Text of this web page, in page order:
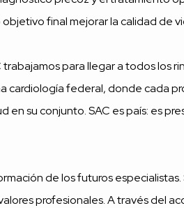
final mejorar la calidad de
para llegar a todos los
federal, donde cada
su conjunto. SAC es país: es
de los futuros
profesionales. A través del